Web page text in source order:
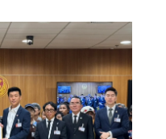
ะกร่อนบ่อนทำลายสถาบัน